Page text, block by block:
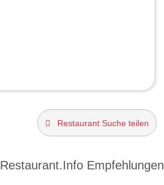
Restaurant Suche teilen
Restaurant.Info Empfehlungen